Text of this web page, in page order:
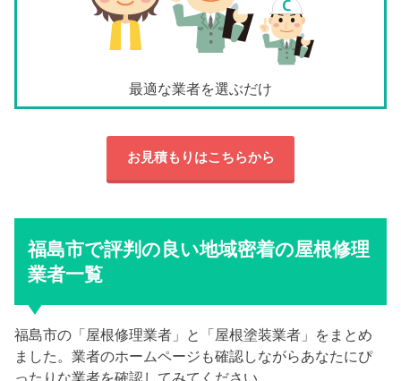
最適な業者を選ぶだけ
お見積もりはこちらから
福島市で評判の良い地域密着の屋根修理
業者一覧
福島市の「屋根修理業者」と「屋根塗装業者」をまとめ
ました。業者のホームページも確認しながらあなたにぴ
ったりな業者を確認してみてください。